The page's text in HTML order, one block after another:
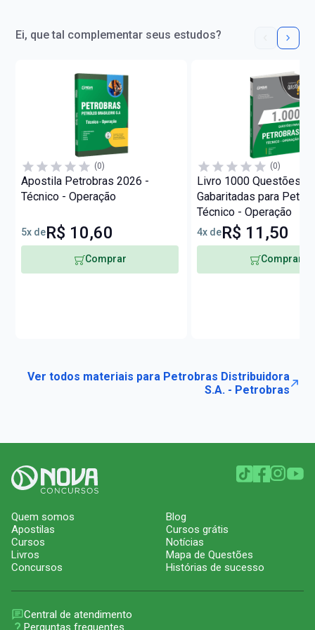
Ei, que tal complementar seus estudos?
(0)
Apostila Petrobras 2026 -
Técnico - Operação
5x deR$ 10,60
Comprar
(0)
Livro 1000 Questões
Gabaritadas para
Técnico - Operação
4x deR$ 11,50
Comprar
Ver todos materiais para Petrobras Distribuidora
S.A. - Petrobras
Quem somos
Apostilas
Cursos
Livros
Concursos
Blog
Cursos grátis
Notícias
Mapa de Questões
Histórias de sucesso
Central de atendimento
Perguntas frequentes